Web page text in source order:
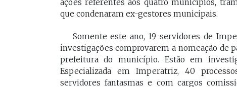
ações referentes aos quatro municípios,
que condenaram ex-gestores municipais.
Somente este ano, 19 servidores de
investigações comprovarem a nomeação de
prefeitura do município. Estão em
Especializada em Imperatriz, 40
servidores fantasmas e com cargos
vice-governador do
Maranhão desde 2023.
do Maranhão
2020/2022. Foi
Maranhão
2022/2024.